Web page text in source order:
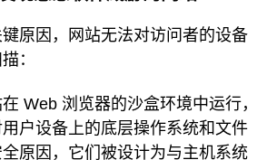
原因，网站无法对访问者的设备
：
在 Web 浏览器的沙盒环境中运行，
户设备上的底层操作系统和文件
原因，它们被设计为与主机系统